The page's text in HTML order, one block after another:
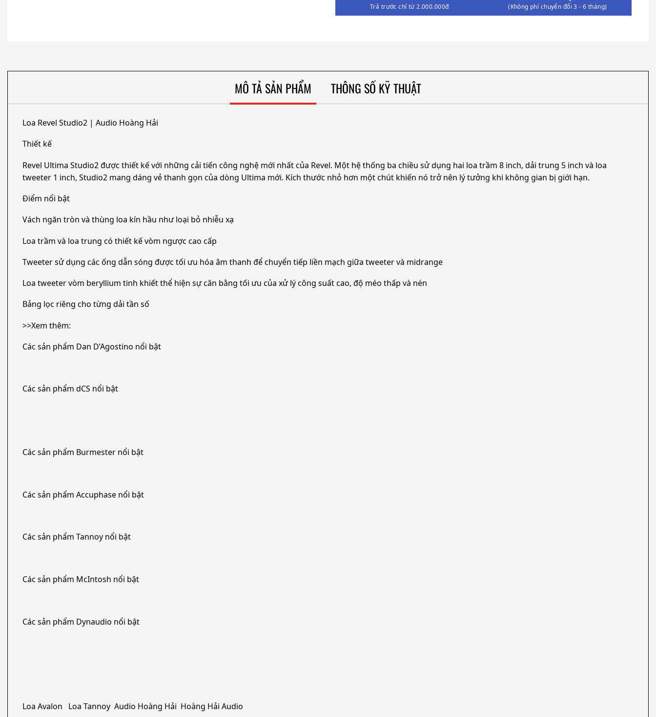
Trả trước chỉ từ 2.000.000đ (Không phí chuyển đổi 3 - 6 tháng)
MÔ TẢ SẢN PHẨM THÔNG SỐ KỸ THUẬT
Loa Revel Studio2 | Audio Hoàng Hải
Thiết kế
Revel Ultima Studio2 được thiết kế với những cải tiến công nghệ mới nhất của Revel. Một hệ thống ba chiều sử dụng hai loa trầm 8 inch, dải trung 5 inch và loa
tweeter 1 inch, Studio2 mang dáng vẻ thanh gọn của dòng Ultima mới. Kích thước nhỏ hơn một chút khiến nó trở nên lý tưởng khi không gian bị giới hạn.
Điểm nổi bật
Vách ngăn tròn và thùng loa kín hầu như loại bỏ nhiễu xạ
Loa trầm và loa trung có thiết kế vòm ngược cao cấp
Tweeter sử dụng các ống dẫn sóng được tối ưu hóa âm thanh để chuyển tiếp liền mạch giữa tweeter và midrange
Loa tweeter vòm beryllium tinh khiết thể hiện sự cân bằng tối ưu của xử lý công suất cao, độ méo thấp và nén
Bảng lọc riêng cho từng dải tần số
>>Xem thêm:
Các sản phẩm Dan D’Agostino nổi bật
Các sản phẩm dCS nổi bật
Các sản phẩm Burmester nổi bật
Các sản phẩm Accuphase nổi bật
Các sản phẩm Tannoy nổi bật
Các sản phẩm McIntosh nổi bật
Các sản phẩm Dynaudio nổi bật
Loa Avalon Loa Tannoy Audio Hoàng Hải Hoàng Hải Audio